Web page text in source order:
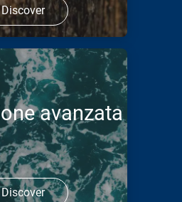
Discover
avanzata
Discover